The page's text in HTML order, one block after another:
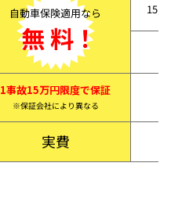
自動車保険適用なら
無 料！
1事故15万円限度で保証
※保証会社により異なる
実費